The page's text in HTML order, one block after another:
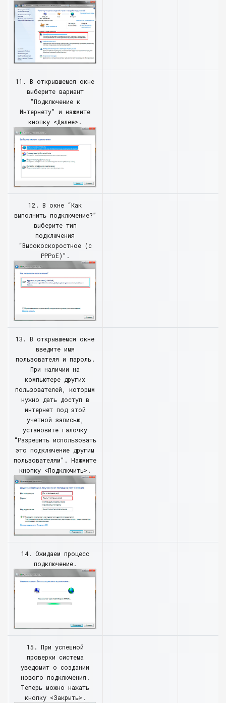
11. В открывшемся окне
выберите вариант
“Подключение к
Интернету” и нажмите
кнопку <Далее>.
12. В окне “Как
выполнить подключение?”
выберите тип
подключения
“Высокоскоростное (с
PPPoE)”.
13. В открывшемся окне
введите имя
пользователя и пароль.
При наличии на
компьютере других
пользователей, которым
нужно дать доступ в
интернет под этой
учетной записью,
установите галочку
“Разрешить использовать
это подключение другим
пользователям”. Нажмите
кнопку <Подключить>.
14. Ожидаем процесс
подключение.
15. При успешной
проверки система
уведомит о создании
нового подключения.
Теперь можно нажать
кнопку <Закрыть>.